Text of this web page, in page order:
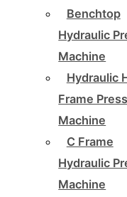
Benchtop
Hydraulic
Machine
Hydraulic
Frame
Machine
C Frame
Hydraulic
Machine